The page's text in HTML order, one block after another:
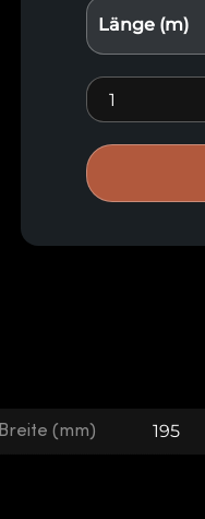
Länge (m)
Thermisch
Breite (mm) 195